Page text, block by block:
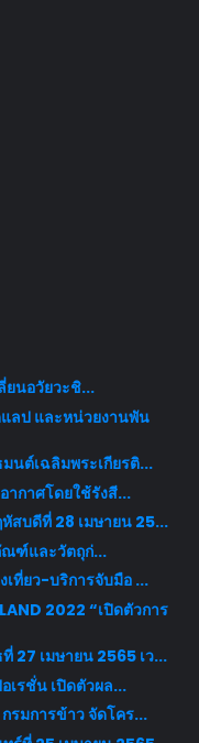
ยนอวัยวะชิ...
ลป และหน่วยงานพัน
นต์เฉลิมพระเกียรติ...
ากาศโดยใช้รังสี...
บดีที่ 28 เมษายน 25...
ณฑ์และวัตถุก่...
ที่ยว-บริการจับมือ ...
2022 “เปิดตัวการ
เมษายน 2565 เว...
เรชั่น เปิดตัวผล...
รมการข้าว จัดโคร...